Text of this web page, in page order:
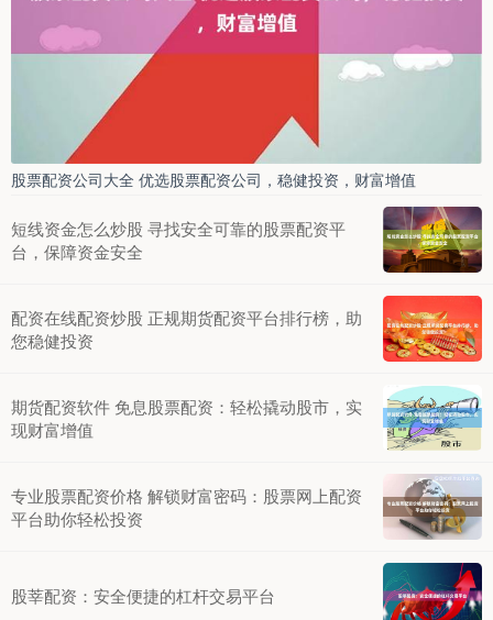
股票配资公司大全 优选股票配资公司，稳健投资，财富增值
短线资金怎么炒股 寻找安全可靠的股票配资平
台，保障资金安全
配资在线配资炒股 正规期货配资平台排行榜，助
您稳健投资
期货配资软件 免息股票配资：轻松撬动股市，实
现财富增值
专业股票配资价格 解锁财富密码：股票网上配资
平台助你轻松投资
股莘配资：安全便捷的杠杆交易平台